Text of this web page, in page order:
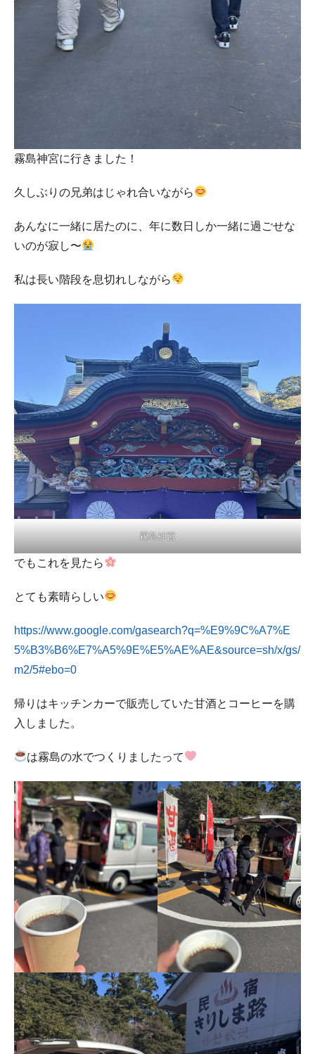
霧島神宮に行きました！
久しぶりの兄弟はじゃれ合いながら
あんなに一緒に居たのに、年に数日しか一緒に過ごせな
いのが寂し〜
私は長い階段を息切れしながら
霧島神宮
でもこれを見たら
とても素晴らしい
https://www.google.com/gasearch?q=%E9%9C%A7%E
5%B3%B6%E7%A5%9E%E5%AE%AE&source=sh/x/gs/
m2/5#ebo=0
帰りはキッチンカーで販売していた甘酒とコーヒーを購
入しました。
は霧島の水でつくりましたって